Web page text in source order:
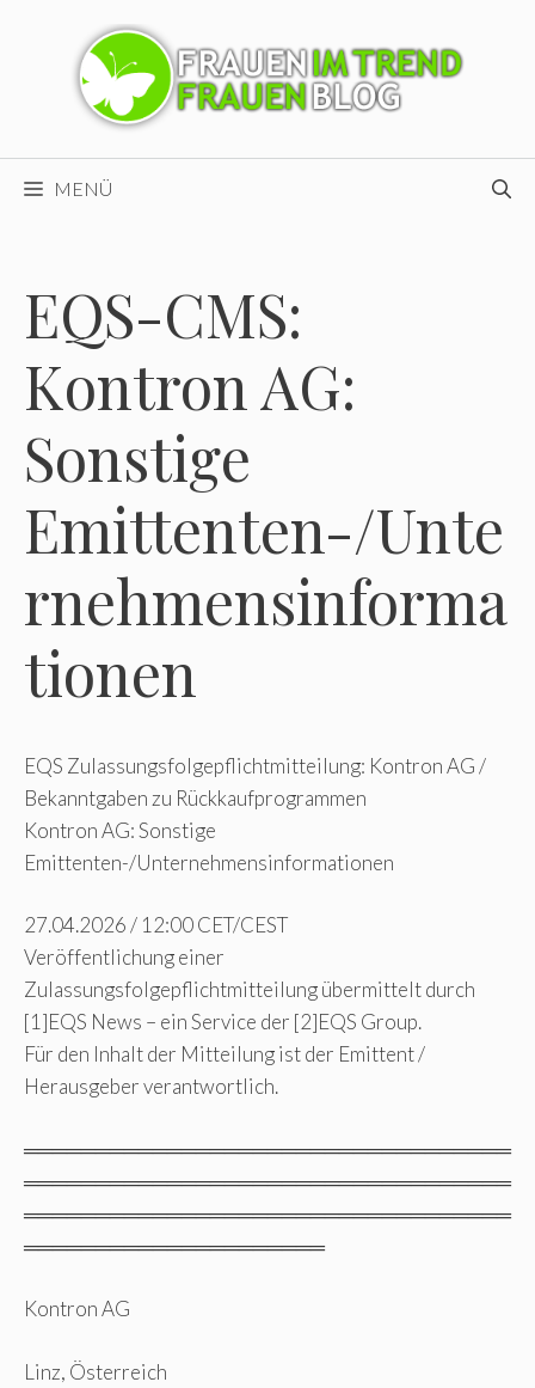
MENÜ
EQS-CMS:
Kontron AG:
Sonstige
Emittenten-/Unte
rnehmensinforma
tionen
EQS Zulassungsfolgepflichtmitteilung: Kontron AG /
Bekanntgaben zu Rückkaufprogrammen
Kontron AG: Sonstige
Emittenten-/Unternehmensinformationen
27.04.2026 / 12:00 CET/CEST
Veröffentlichung einer
Zulassungsfolgepflichtmitteilung übermittelt durch
[1]EQS News – ein Service der [2]EQS Group.
Für den Inhalt der Mitteilung ist der Emittent /
Herausgeber verantwortlich.
══════════════════════════════════
══════════════════════════════════
══════════════════════════════════
═════════════════════
Kontron AG
Linz, Österreich